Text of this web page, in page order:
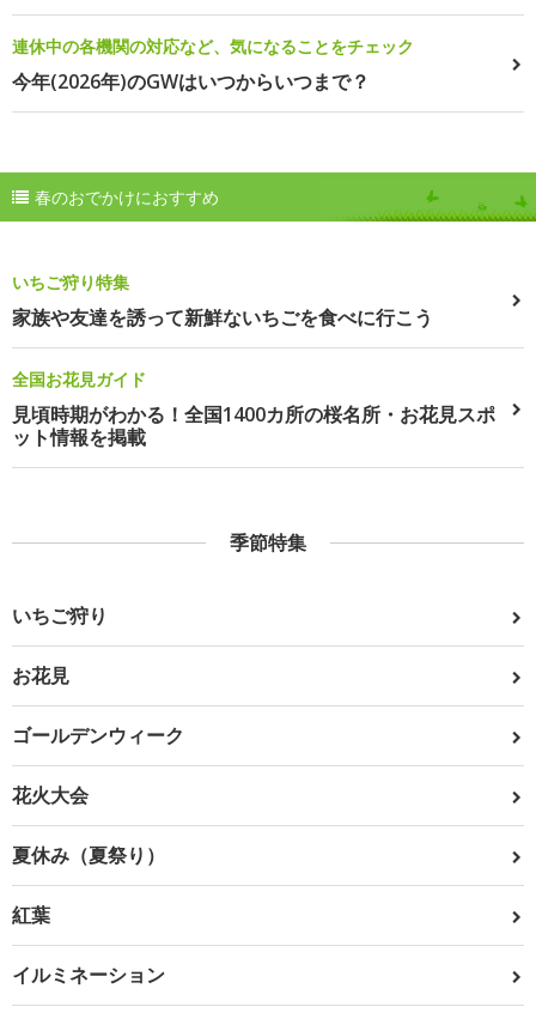
連休中の各機関の対応など、気になることをチェック
今年(2026年)のGWはいつからいつまで？
春のおでかけにおすすめ
いちご狩り特集
家族や友達を誘って新鮮ないちごを食べに行こう
全国お花見ガイド
見頃時期がわかる！全国1400カ所の桜名所・お花見スポ
ット情報を掲載
季節特集
いちご狩り
お花見
ゴールデンウィーク
花火大会
夏休み（夏祭り）
紅葉
イルミネーション